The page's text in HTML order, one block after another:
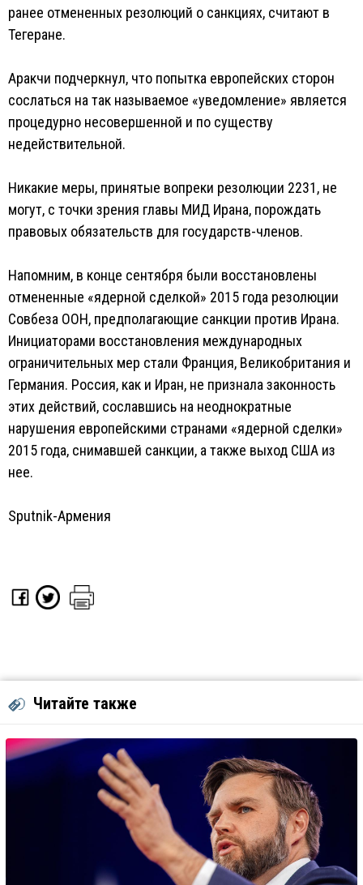
ранее отмененных резолюций о санкциях, считают в
Тегеране.
Аракчи подчеркнул, что попытка европейских сторон
сослаться на так называемое «уведомление» является
процедурно несовершенной и по существу
недействительной.
Никакие меры, принятые вопреки резолюции 2231, не
могут, с точки зрения главы МИД Ирана, порождать
правовых обязательств для государств-членов.
Напомним, в конце сентября были восстановлены
отмененные «ядерной сделкой» 2015 года резолюции
Совбеза ООН, предполагающие санкции против Ирана.
Инициаторами восстановления международных
ограничительных мер стали Франция, Великобритания и
Германия. Россия, как и Иран, не признала законность
этих действий, сославшись на неоднократные
нарушения европейскими странами «ядерной сделки»
2015 года, снимавшей санкции, а также выход США из
нее.
Sputnik-Армения
Читайте также